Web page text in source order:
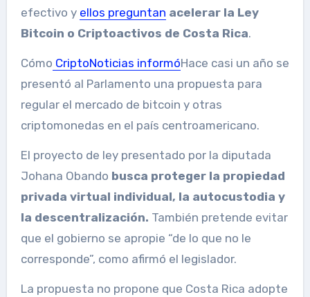
efectivo y ellos preguntan acelerar la Ley
Bitcoin o Criptoactivos de Costa Rica.
Cómo CriptoNoticias informóHace casi un año se
presentó al Parlamento una propuesta para
regular el mercado de bitcoin y otras
criptomonedas en el país centroamericano.
El proyecto de ley presentado por la diputada
Johana Obando busca proteger la propiedad
privada virtual individual, la autocustodia y
la descentralización. También pretende evitar
que el gobierno se apropie “de lo que no le
corresponde”, como afirmó el legislador.
La propuesta no propone que Costa Rica adopte